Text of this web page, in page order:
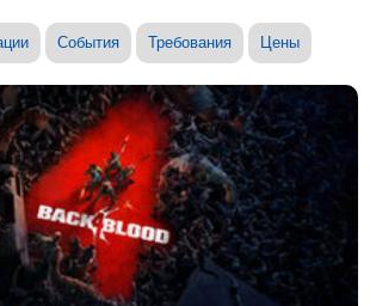
События Требования Цены